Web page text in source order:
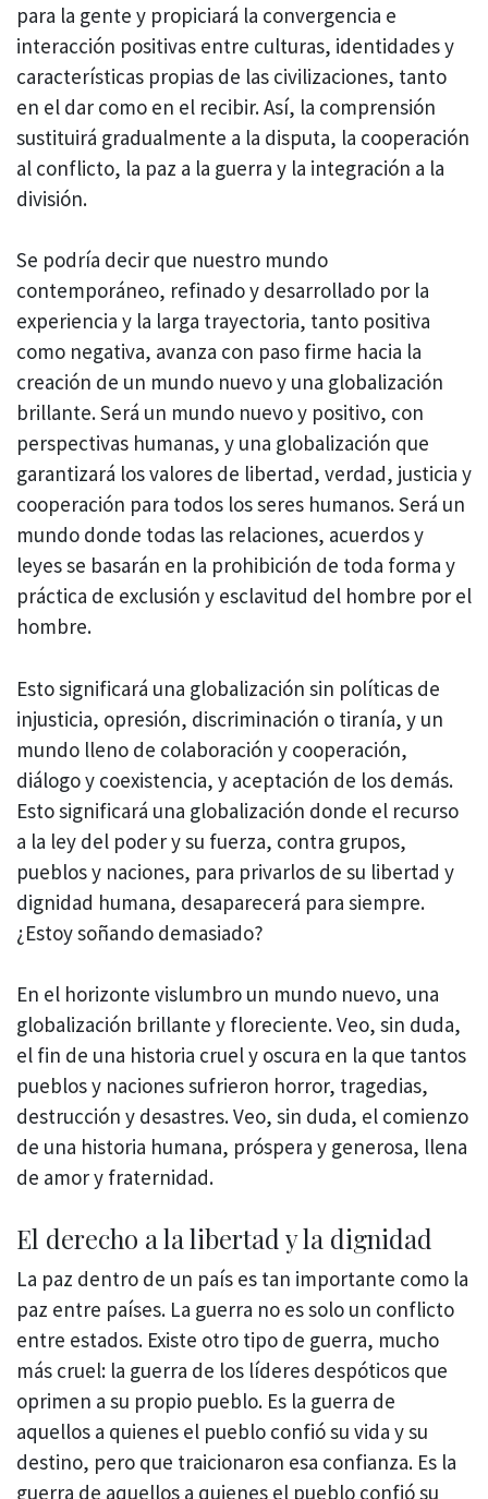
para la gente y propiciará la convergencia e
interacción positivas entre culturas, identidades y
características propias de las civilizaciones, tanto
en el dar como en el recibir. Así, la comprensión
sustituirá gradualmente a la disputa, la cooperación
al conflicto, la paz a la guerra y la integración a la
división.
Se podría decir que nuestro mundo
contemporáneo, refinado y desarrollado por la
experiencia y la larga trayectoria, tanto positiva
como negativa, avanza con paso firme hacia la
creación de un mundo nuevo y una globalización
brillante. Será un mundo nuevo y positivo, con
perspectivas humanas, y una globalización que
garantizará los valores de libertad, verdad, justicia y
cooperación para todos los seres humanos. Será un
mundo donde todas las relaciones, acuerdos y
leyes se basarán en la prohibición de toda forma y
práctica de exclusión y esclavitud del hombre por el
hombre.
Esto significará una globalización sin políticas de
injusticia, opresión, discriminación o tiranía, y un
mundo lleno de colaboración y cooperación,
diálogo y coexistencia, y aceptación de los demás.
Esto significará una globalización donde el recurso
a la ley del poder y su fuerza, contra grupos,
pueblos y naciones, para privarlos de su libertad y
dignidad humana, desaparecerá para siempre.
¿Estoy soñando demasiado?
En el horizonte vislumbro un mundo nuevo, una
globalización brillante y floreciente. Veo, sin duda,
el fin de una historia cruel y oscura en la que tantos
pueblos y naciones sufrieron horror, tragedias,
destrucción y desastres. Veo, sin duda, el comienzo
de una historia humana, próspera y generosa, llena
de amor y fraternidad.
El derecho a la libertad y la dignidad
La paz dentro de un país es tan importante como la
paz entre países. La guerra no es solo un conflicto
entre estados. Existe otro tipo de guerra, mucho
más cruel: la guerra de los líderes despóticos que
oprimen a su propio pueblo. Es la guerra de
aquellos a quienes el pueblo confió su vida y su
destino, pero que traicionaron esa confianza. Es la
guerra de aquellos a quienes el pueblo confió su